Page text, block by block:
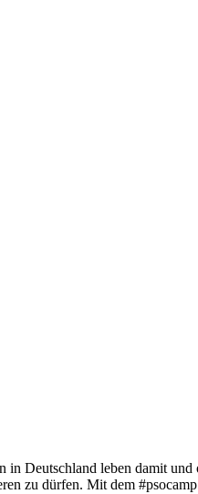
Deutschland leben damit
zu dürfen. Mit dem